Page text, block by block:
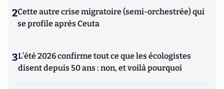
2Cette autre crise migratoire (semi-orchestrée) qui
se profile après Ceuta
3L’été 2026 confirme tout ce que les écologistes
disent depuis 50 ans : non, et voilà pourquoi